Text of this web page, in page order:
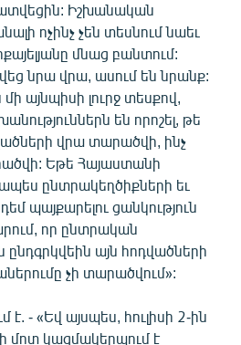
Իշխանական
ոչինչ չեն տեսնում նաեւ
մնաց բանտում:
նրա վրա, ասում են նրանք:
այնպիսի լուրջ տեսքով,
են որոշել, թե
վրա տարածվի, ինչ
Եթե Հայաստանի
ընտրակեղծիքների եւ
պայքարելու ցանկություն
որ ընտրական
ընդգրկվեին այն հոդվածների
չի տարածվում»:
է. - «Եվ այսպես, հուլիսի 2-ին
կազմակերպում է